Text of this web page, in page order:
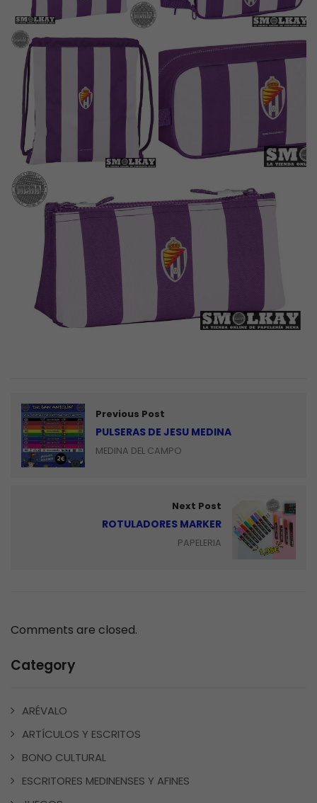
Previous Post
PULSERAS DE JESU MEDINA
MEDINA DEL CAMPO
Next Post
ROTULADORES MARKER
PAPELERIA
Comments are closed.
Category
ARÉVALO
ARTÍCULOS Y ESCRITOS
BONO CULTURAL
ESCRITORES MEDINENSES Y AFINES